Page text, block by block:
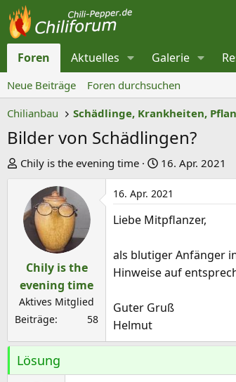
Foren Aktuelles Galerie
Neue Beiträge
Foren durchsuchen
Chilianbau
Bilder von Schädlingen?
E
e
e
r
Chily is the evening time
E
r
s
e
l
t
m
16. Apr. 2021
Chily is the
evening time
Aktives Mitglied
Beiträge
58
16. Apr. 2021
Liebe Mitpflanzer,
als blutiger Anfänger
Hinweise auf
Guter Gruß
Helmut
Lösung